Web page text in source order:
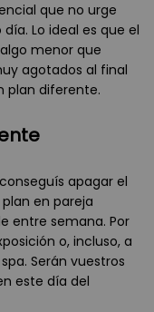
que no urge
Lo ideal es que el
menor que
agotados al final
plan diferente.
apagar el
en pareja
entre semana. Por
o, incluso, a
Serán vuestros
este día del